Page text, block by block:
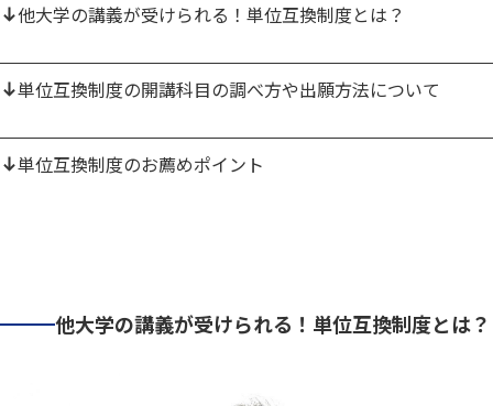
他大学の講義が受けられる！単位互換制度とは？
単位互換制度の開講科目の調べ方や出願方法について
単位互換制度のお薦めポイント
他大学の講義が受けられる！単位互換制度とは？